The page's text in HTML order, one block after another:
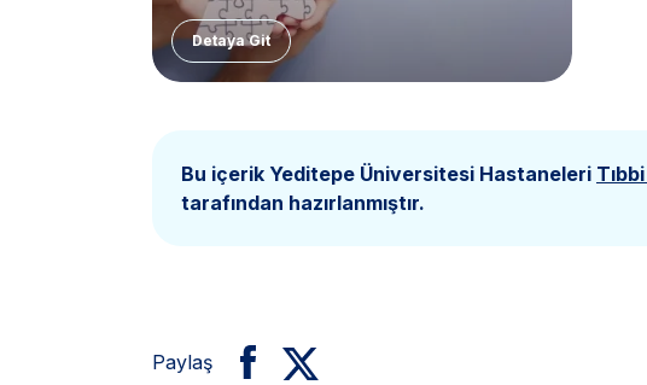
Detaya Git
Bu içerik Yeditepe Üniversitesi Hastaneleri
tarafından hazırlanmıştır.
Paylaş